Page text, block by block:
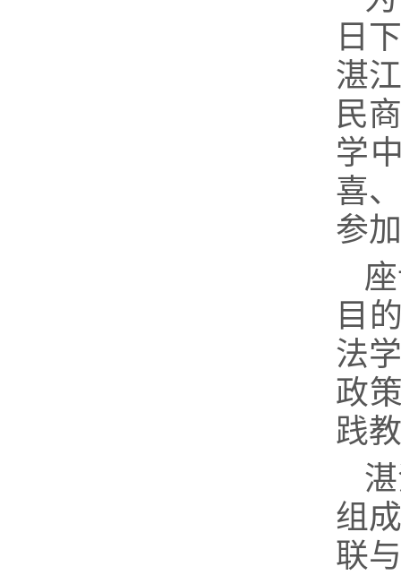
日
湛
民
学
喜
参
目
法
政
践
组
联